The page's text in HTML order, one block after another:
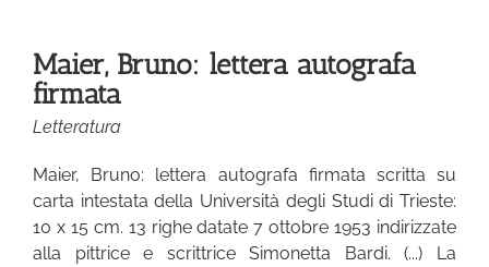
Maier, Bruno: lettera autografa
firmata
Letteratura
Maier, Bruno: lettera autografa firmata scritta su
carta intestata della Università degli Studi di Trieste:
10 x 15 cm. 13 righe datate 7 ottobre 1953 indirizzate
alla pittrice e scrittrice Simonetta Bardi. (...) La